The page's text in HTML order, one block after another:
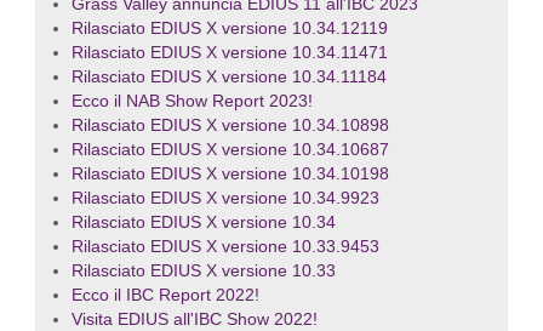
Grass Valley annuncia EDIUS 11 all'IBC 2023
Rilasciato EDIUS X versione 10.34.12119
Rilasciato EDIUS X versione 10.34.11471
Rilasciato EDIUS X versione 10.34.11184
Ecco il NAB Show Report 2023!
Rilasciato EDIUS X versione 10.34.10898
Rilasciato EDIUS X versione 10.34.10687
Rilasciato EDIUS X versione 10.34.10198
Rilasciato EDIUS X versione 10.34.9923
Rilasciato EDIUS X versione 10.34
Rilasciato EDIUS X versione 10.33.9453
Rilasciato EDIUS X versione 10.33
Ecco il IBC Report 2022!
Visita EDIUS all'IBC Show 2022!